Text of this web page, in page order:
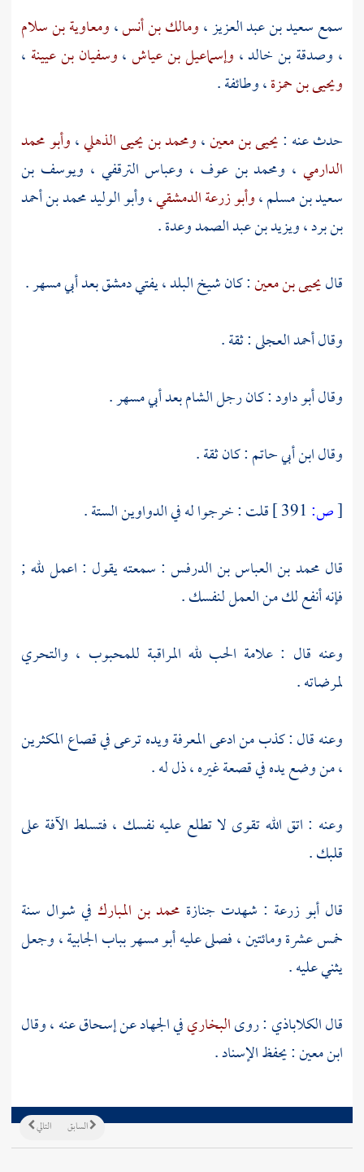
سمعسعيد بن عبد العزيز،ومالك بن أنس،ومعاوية بن سلام
، وصدقة بن خالد ، وإسماعيل بن عياش،وسفيان بن عيينة ،
ويحيى بن حمزة، وطائفة .
حدث عنه :يحيى بن معين،ومحمد بن يحيى الذهلي،وأبو محمد
الدارمي ، ومحمد بن عوف ، وعباس الترقفي ، ويوسف بن
سعيد بن مسلم،وأبو زرعة الدمشقي،وأبو الوليد محمد بن أحمد
بن برد،ويزيد بن عبد الصمدوعدة .
قاليحيى بن معين: كان شيخ البلد ، يفتيدمشقبعدأبي مسهر.
وقالأحمد العجلى: ثقة .
وقالأبو داود: كان رجلالشامبعدأبي مسهر.
وقالابن أبي حاتم: كان ثقة .
[ص:
قلت : خرجوا له في الدواوين الستة .
قال محمد بن العباس بن الدرفس : سمعته يقول : اعمل لله ;
فإنه أنفع لك من العمل لنفسك .
وعنه قال : علامة الحب لله المراقبة للمحبوب ، والتحري
لمرضاته .
وعنه قال : كذب من ادعى المعرفة ويده ترعى في قصاع المكثرين
، من وضع يده في قصعة غيره ، ذل له .
وعنه : اتق الله تقوى لا تطلع عليه نفسك ، فتسلط الآفة على
قلبك .
قالأبو زرعة : شهدت جنازة محمد بن المبارك في شوال سنة
خمس عشرة ومائتين ، فصلى عليهأبو مسهربباب الجابية، وجعل
يثني عليه .
قالالكلاباذي : روىالبخاريفي الجهاد عنإسحاقعنه ، وقال
ابن معين: يحفظ الإسناد .
التالي السابق